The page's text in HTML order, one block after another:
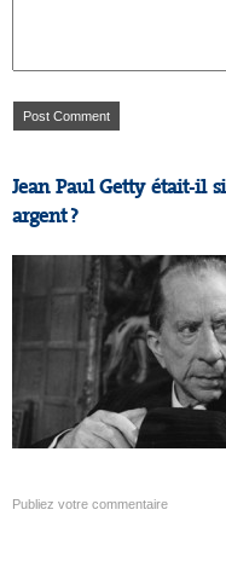
Jean Paul Getty était-il
argent ?
Publiez votre commentaire